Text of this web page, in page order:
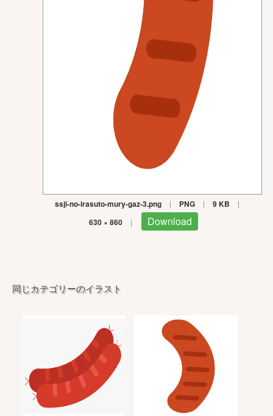
ssji-no-irasuto-mury-gaz-3.png | PNG | 9 KB |
630 × 860 | Download
同じカテゴリーのイラスト